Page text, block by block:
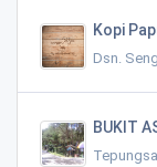
Kopi
Dsn.
BUKIT